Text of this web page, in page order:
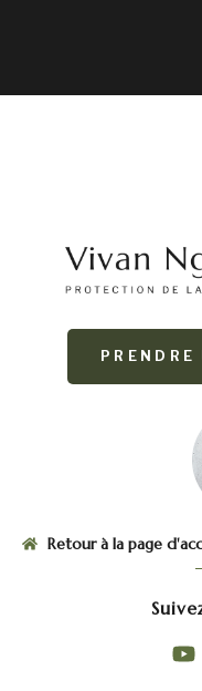
PRENDRE
Retour à la page